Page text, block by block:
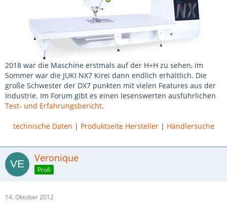
2018 war die Maschine erstmals auf der H+H zu sehen, im
Sommer war die JUKI NX7 Kirei dann endlich erhältlich. Die
große Schwester der DX7 punkten mit vielen Features aus der
Industrie. Im Forum gibt es einen lesenswerten ausführlichen
Test- und Erfahrungsbericht.
technische Daten | Produktseite Hersteller| Händlersuche
Veronique
Profi
14. Oktober 2012